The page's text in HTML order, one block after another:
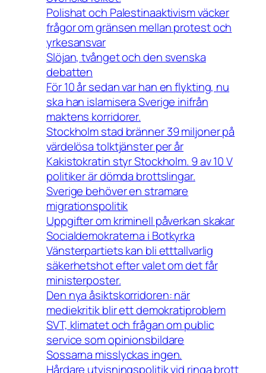
Polishat och Palestinaaktivism väcker
frågor om gränsen mellan protest och
yrkesansvar
Slöjan, tvånget och den svenska
debatten
För 10 år sedan var han en flykting, nu
ska han islamisera Sverige inifrån
maktens korridorer.
Stockholm stad bränner 39 miljoner på
värdelösa tolktjänster per år
Kakistokratin styr Stockholm. 9 av 10 V
politiker är dömda brottslingar.
Sverige behöver en stramare
migrationspolitik
Uppgifter om kriminell påverkan skakar
Socialdemokraterna i Botkyrka
Vänsterpartiets kan bli etttallvarlig
säkerhetshot efter valet om det får
ministerposter.
Den nya åsiktskorridoren: när
mediekritik blir ett demokratiproblem
SVT, klimatet och frågan om public
service som opinionsbildare
Sossarna misslyckas ingen.
Hårdare utvisningspolitik vid ringa brott